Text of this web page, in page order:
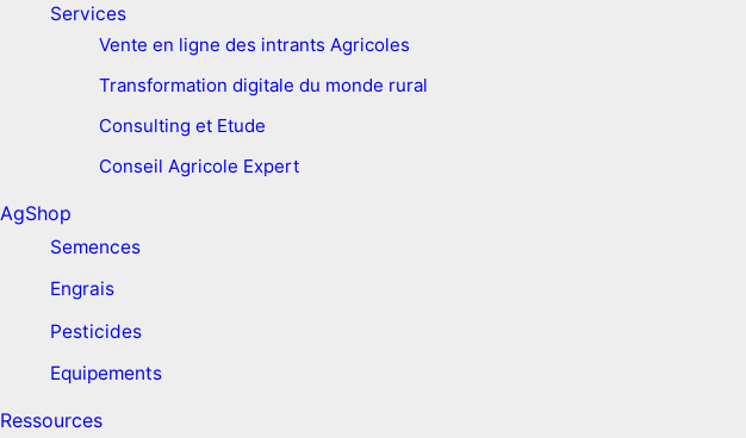
Services
Vente en ligne des intrants Agricoles
Transformation digitale du monde rural
Consulting et Etude
Conseil Agricole Expert
AgShop
Semences
Engrais
Pesticides
Equipements
Ressources